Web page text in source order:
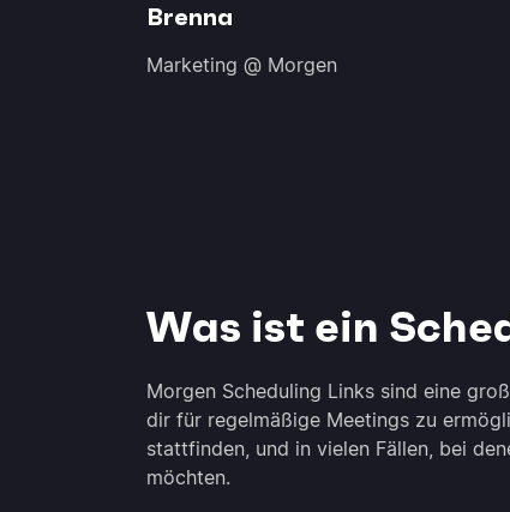
Brenna
Marketing @ Morgen
Was ist ein
Morgen Scheduling Links sind eine
dir für regelmäßige Meetings zu
stattfinden, und in vielen Fällen, bei
möchten.